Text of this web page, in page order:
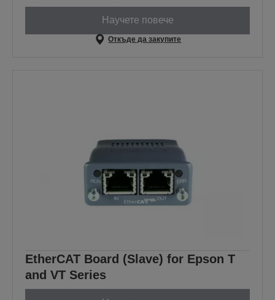
Научете повече
Откъде да закупите
EtherCAT Board (Slave) for Epson T
and VT Series